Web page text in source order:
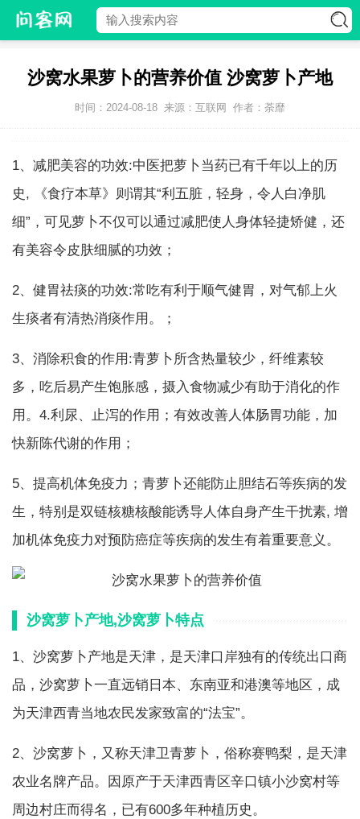
沙窝水果萝卜的营养价值 沙窝萝卜产地
时间：2024-08-18 来源：互联网 作者：荼靡
1、减肥美容的功效:中医把萝卜当药已有千年以上的历
史, 《食疗本草》则谓其“利五脏，轻身，令人白净肌
细”，可见萝卜不仅可以通过减肥使人身体轻捷矫健，还
有美容令皮肤细腻的功效；
2、健胃祛痰的功效:常吃有利于顺气健胃，对气郁上火
生痰者有清热消痰作用。；
3、消除积食的作用:青萝卜所含热量较少，纤维素较
多，吃后易产生饱胀感，摄入食物减少有助于消化的作
用。4.利尿、止泻的作用；有效改善人体肠胃功能，加
快新陈代谢的作用；
5、提高机体免疫力；青萝卜还能防止胆结石等疾病的发
生，特别是双链核糖核酸能诱导人体自身产生干扰素, 增
加机体免疫力对预防癌症等疾病的发生有着重要意义。
沙窝萝卜产地,沙窝萝卜特点
1、沙窝萝卜产地是天津，是天津口岸独有的传统出口商
品，沙窝萝卜一直远销日本、东南亚和港澳等地区，成
为天津西青当地农民发家致富的“法宝”。
2、沙窝萝卜，又称天津卫青萝卜，俗称赛鸭梨，是天津
农业名牌产品。因原产于天津西青区辛口镇小沙窝村等
周边村庄而得名，已有600多年种植历史。